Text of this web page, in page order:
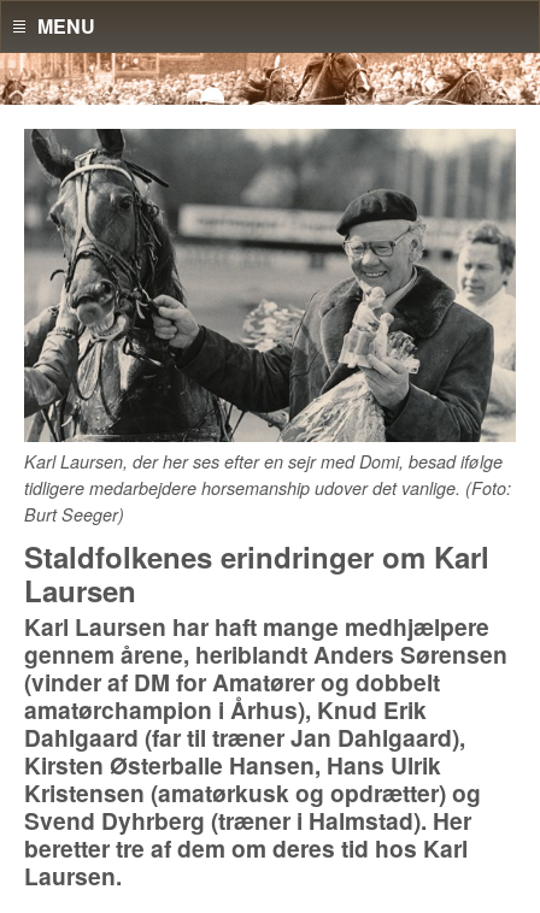
MENU
Karl Laursen, der her ses efter en sejr med Domi, besad ifølge
tidligere medarbejdere horsemanship udover det vanlige. (Foto:
Burt Seeger)
Staldfolkenes erindringer om Karl
Laursen
Karl Laursen har haft mange medhjælpere
gennem årene, heriblandt Anders Sørensen
(vinder af DM for Amatører og dobbelt
amatørchampion i Århus), Knud Erik
Dahlgaard (far til træner Jan Dahlgaard),
Kirsten Østerballe Hansen, Hans Ulrik
Kristensen (amatørkusk og opdrætter) og
Svend Dyhrberg (træner i Halmstad). Her
beretter tre af dem om deres tid hos Karl
Laursen.